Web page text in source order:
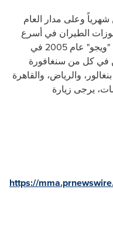
وعلى مدار العام
الطيران في أسرع
وقت وفي مكان واحد. تأسّست شركة "ويجو" عام 2005 في
في كل من سنغافورة
والرياض، والقاهرة
يرجى زيارة
https://